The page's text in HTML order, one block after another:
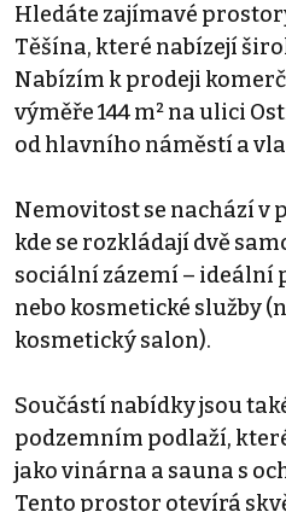
Hledáte zajímavé
Těšína, které nabízejí
Nabízím k prodeji
výměře 144 m² na ulici
od hlavního náměstí a
Nemovitost se nachází v
kde se rozkládají dvě
sociální zázemí – ideální
nebo kosmetické služby
kosmetický salon).
Součástí nabídky jsou
podzemním podlaží,
jako vinárna a sauna s
Tento prostor otevírá